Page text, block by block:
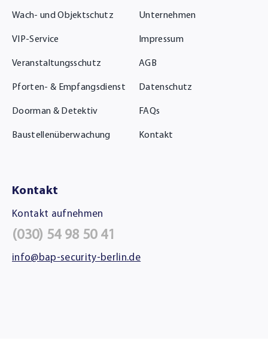
Wach- und Objektschutz
VIP-Service
Veranstaltungsschutz
Pforten- & Empfangsdienst
Doorman & Detektiv
Baustellenüberwachung
Unternehmen
Impressum
AGB
Datenschutz
FAQs
Kontakt
Kontakt
Kontakt aufnehmen
(030) 54 98 50 41
info@bap-security-berlin.de